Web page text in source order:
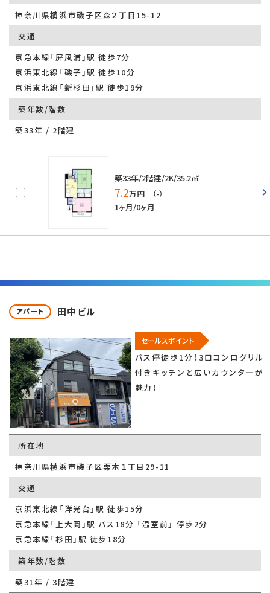
神奈川県横浜市磯子区森２丁目15-12
交通
京急本線「屏風浦」駅 徒歩7分
京浜東北線「磯子」駅 徒歩10分
京浜東北線「新杉田」駅 徒歩19分
築年数/階数
築33年 / 2階建
築33年/2階建/2K/35.2㎡
7.2万円 （-）
1ヶ月/0ヶ月
アパート 田中ビル
セールスポイント
バス停徒歩1分！3口コンログリル
付きキッチンと広いカウンターが
魅力！
所在地
神奈川県横浜市磯子区栗木１丁目29-11
交通
京浜東北線「洋光台」駅 徒歩15分
京急本線「上大岡」駅 バス18分 「温室前」 停歩2分
京急本線「杉田」駅 徒歩18分
築年数/階数
築31年 / 3階建